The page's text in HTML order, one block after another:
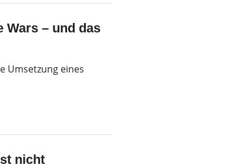
Wars – und das
Umsetzung eines
nicht